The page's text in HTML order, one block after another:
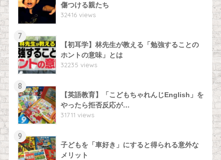
傷つける親たち
32416 views
7
【初耳学】林先生が教える「勉強することの
ホントの意味」とは
32235 views
8
【英語教育】「こどもちゃれんじEnglish」を
やったら拒否反応が…
31711 views
9
子どもを「車好き」にすると得られる意外な
メリット